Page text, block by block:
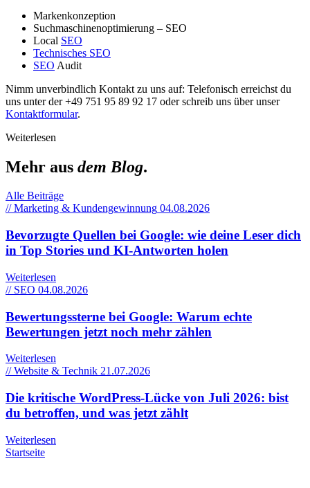
Markenkonzeption
Suchmaschinenoptimierung – SEO
Local SEO
Technisches SEO
SEO Audit
Nimm unverbindlich Kontakt zu uns auf: Telefonisch erreichst du
uns unter der +49 751 95 89 92 17 oder schreib uns über unser
Kontaktformular.
Weiterlesen
Mehr aus dem Blog.
Alle Beiträge
// Marketing & Kundengewinnung 04.08.2026
Bevorzugte Quellen bei Google: wie deine Leser dich
in Top Stories und KI-Antworten holen
Weiterlesen
// SEO 04.08.2026
Bewertungssterne bei Google: Warum echte
Bewertungen jetzt noch mehr zählen
Weiterlesen
// Website & Technik 21.07.2026
Die kritische WordPress-Lücke von Juli 2026: bist
du betroffen, und was jetzt zählt
Weiterlesen
Startseite